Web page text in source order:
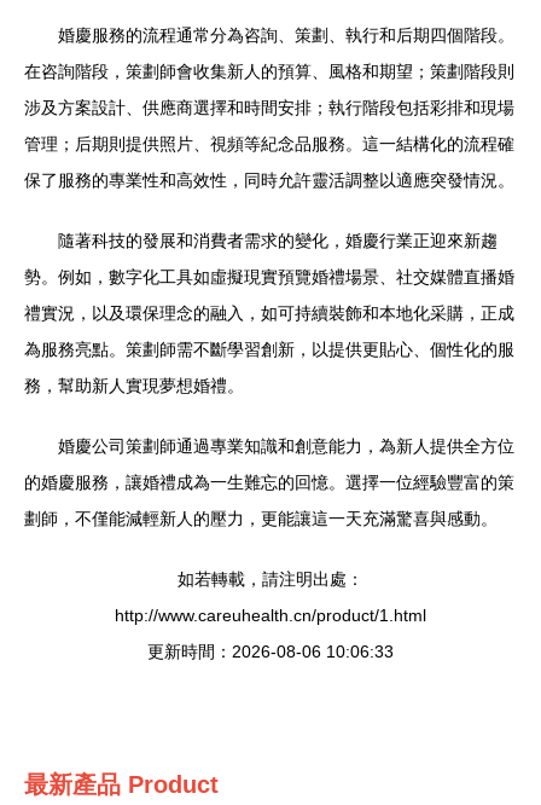
婚慶服務的流程通常分為咨詢、策劃、執行和后期四個階段。
在咨詢階段，策劃師會收集新人的預算、風格和期望；策劃階段則
涉及方案設計、供應商選擇和時間安排；執行階段包括彩排和現場
管理；后期則提供照片、視頻等紀念品服務。這一結構化的流程確
保了服務的專業性和高效性，同時允許靈活調整以適應突發情況。
隨著科技的發展和消費者需求的變化，婚慶行業正迎來新趨
勢。例如，數字化工具如虛擬現實預覽婚禮場景、社交媒體直播婚
禮實況，以及環保理念的融入，如可持續裝飾和本地化采購，正成
為服務亮點。策劃師需不斷學習創新，以提供更貼心、個性化的服
務，幫助新人實現夢想婚禮。
婚慶公司策劃師通過專業知識和創意能力，為新人提供全方位
的婚慶服務，讓婚禮成為一生難忘的回憶。選擇一位經驗豐富的策
劃師，不僅能減輕新人的壓力，更能讓這一天充滿驚喜與感動。
如若轉載，請注明出處：
http://www.careuhealth.cn/product/1.html
更新時間：2026-08-06 10:06:33
最新產品 Product